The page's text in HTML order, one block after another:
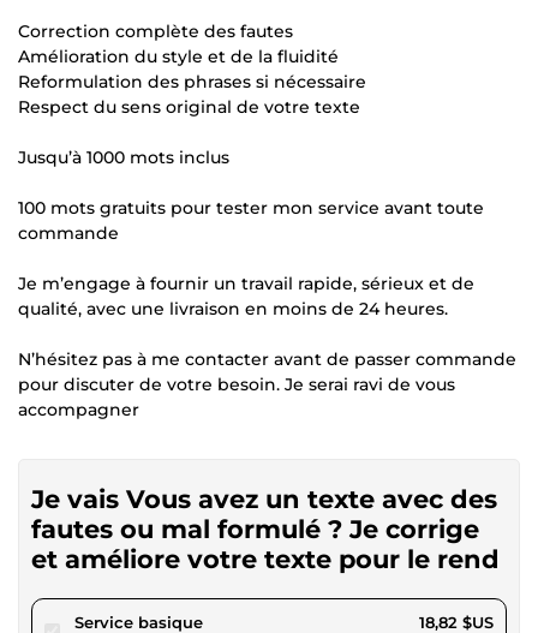
Correction complète des fautes
Amélioration du style et de la fluidité
Reformulation des phrases si nécessaire
Respect du sens original de votre texte
Jusqu’à 1000 mots inclus
100 mots gratuits pour tester mon service avant toute
commande
Je m’engage à fournir un travail rapide, sérieux et de
qualité, avec une livraison en moins de 24 heures.
N’hésitez pas à me contacter avant de passer commande
pour discuter de votre besoin. Je serai ravi de vous
accompagner
Je vais Vous avez un texte avec des
fautes ou mal formulé ? Je corrige
et améliore votre texte pour le rend
Service basiquepour 17,34 $US 18,82 $US